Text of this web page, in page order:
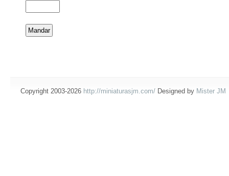
Copyright 2003-2026 http://miniaturasjm.com/ Designed by Mister JM